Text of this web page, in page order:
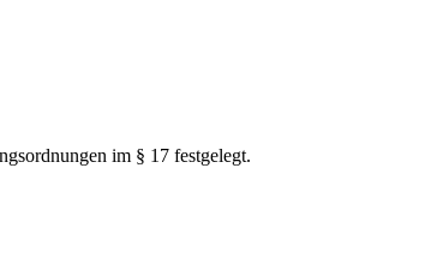
im § 17 festgelegt.